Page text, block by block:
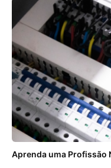
Aprenda uma Profissão